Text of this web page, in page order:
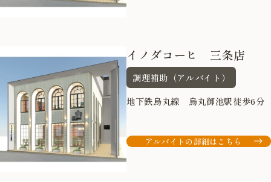
イノダコーヒ 三条店
調理補助（アルバイト）
地下鉄烏丸線 烏丸御池駅徒歩6分
アルバイトの詳細はこちら